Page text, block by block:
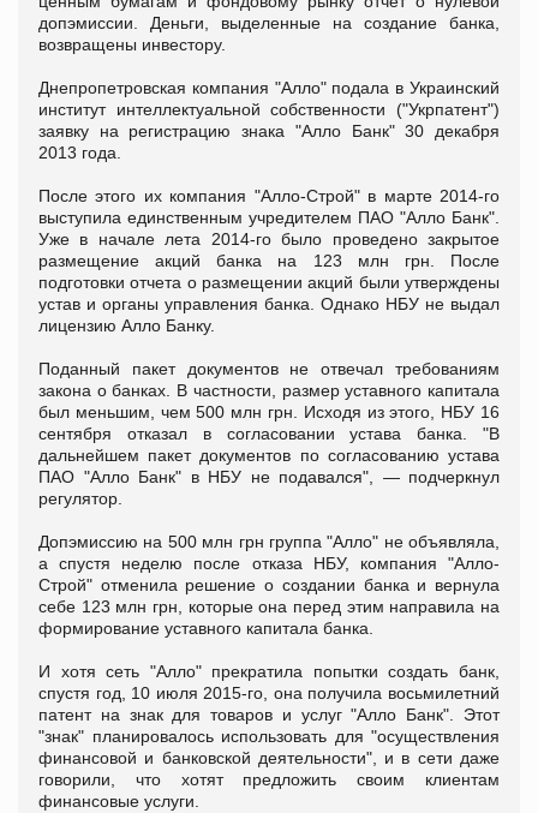
допэмиссии. Деньги, выделенные на создание банка,
возвращены инвестору.
Днепропетровская компания "Алло" подала в Украинский
институт интеллектуальной собственности ("Укрпатент")
заявку на регистрацию знака "Алло Банк" 30 декабря
2013 года.
После этого их компания "Алло-Строй" в марте 2014-го
выступила единственным учредителем ПАО "Алло Банк".
Уже в начале лета 2014-го было проведено закрытое
размещение акций банка на 123 млн грн. После
подготовки отчета о размещении акций были утверждены
устав и органы управления банка. Однако НБУ не выдал
лицензию Алло Банку.
Поданный пакет документов не отвечал требованиям
закона о банках. В частности, размер уставного капитала
был меньшим, чем 500 млн грн. Исходя из этого, НБУ 16
сентября отказал в согласовании устава банка. "В
дальнейшем пакет документов по согласованию устава
ПАО "Алло Банк" в НБУ не подавался", — подчеркнул
регулятор.
Допэмиссию на 500 млн грн группа "Алло" не объявляла,
а спустя неделю после отказа НБУ, компания "Алло-
Строй" отменила решение о создании банка и вернула
себе 123 млн грн, которые она перед этим направила на
формирование уставного капитала банка.
И хотя сеть "Алло" прекратила попытки создать банк,
спустя год, 10 июля 2015-го, она получила восьмилетний
патент на знак для товаров и услуг "Алло Банк". Этот
"знак" планировалось использовать для "осуществления
финансовой и банковской деятельности", и в сети даже
говорили, что хотят предложить своим клиентам
финансовые услуги.